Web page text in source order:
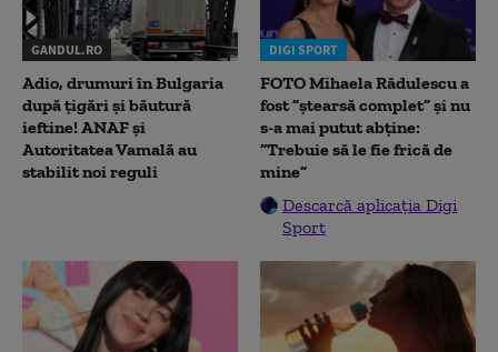
GANDUL.RO
Adio, drumuri în Bulgaria
după țigări și băutură
ieftine! ANAF și
Autoritatea Vamală au
stabilit noi reguli
DIGI SPORT
FOTO Mihaela Rădulescu a
fost ”ștearsă complet” și nu
s-a mai putut abține:
”Trebuie să le fie frică de
mine”
Descarcă aplicația Digi
Sport